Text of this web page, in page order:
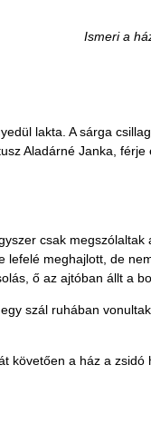
Ismeri a
lakta. A sárga
Aladárné Janka, férje
csak megszólaltak
meghajlott, de
ő az ajtóban állt a
szál ruhában
követően a ház a zsidó